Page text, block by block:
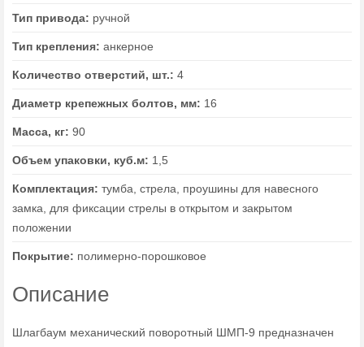
Тип привода: ручной
Тип крепления: анкерное
Количество отверстий, шт.: 4
Диаметр крепежных болтов, мм: 16
Масса, кг: 90
Объем упаковки, куб.м: 1,5
Комплектация: тумба, стрела, проушины для навесного
замка, для фиксации стрелы в открытом и закрытом
положении
Покрытие: полимерно-порошковое
Описание
Шлагбаум механический поворотный ШМП-9 предназначен